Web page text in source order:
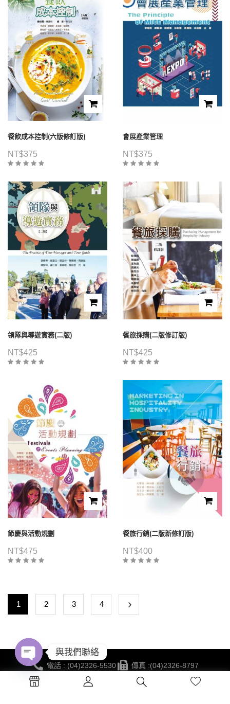
餐飲成本控制(六版修訂版)
NT$375
會展產業管理
NT$375
領隊與導遊實務(二版)
NT$425
餐旅採購(二版修訂版)
NT$425
節慶與活動規劃
NT$475
餐旅行銷(二版新修訂版)
NT$400
1 2 3 4
電話 : (04)2326-5530
傳真 :(04)2326-8797
地點 :台中市西區公益路130號7樓
與我們聯絡
Open
chaty